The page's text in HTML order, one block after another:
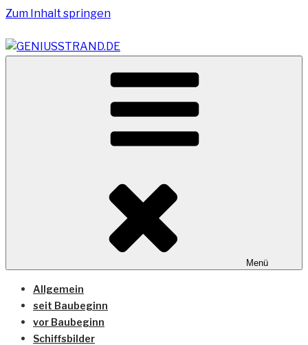
Zum Inhalt springen
GENIUSSTRAND.DE
Vom Geniusstrand zum JadeWeserPort/Container
Terminal Wilhelmshaven
Menü
Allgemein
seit Baubeginn
vor Baubeginn
Schiffsbilder